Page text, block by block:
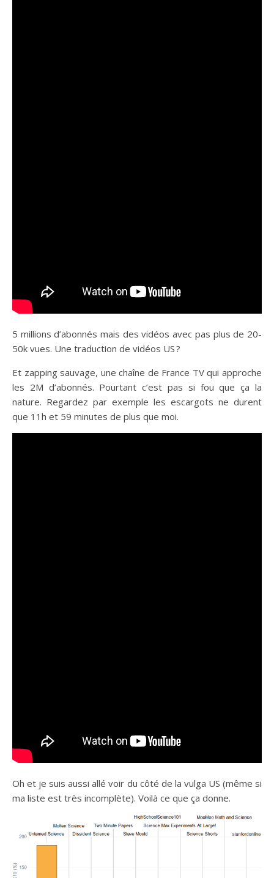
5 millions d’abonnés mais des vidéos avec pas plus de 20-
50k vues. Une traduction de vidéos US ?
Et zapping sauvage, une chaîne de France TV qui approche
les 2M d’abonnés. Pourtant c’est pas si fou que ça la
nature. Regardez par exemple les escargots ne durent
que 11h et 59 minutes de plus que moi.
Oh et je suis aussi allé voir du côté de la vulga US (même si
ma liste est très incomplète). Voilà ce que ça donne.